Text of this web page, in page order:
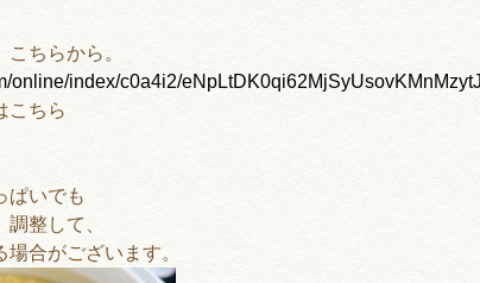
ちらから。
online/index/c0a4i2/
こちら
ぱいでも
整して、
合がございます。